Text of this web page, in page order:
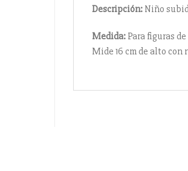
Descripción:Niño
Medida:Para figuras de
Mide 16 cm de alto